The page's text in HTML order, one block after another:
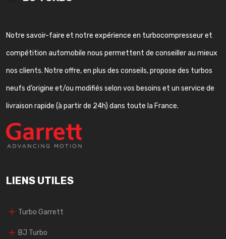
Notre savoir-faire et notre expérience en turbocompresseur et
compétition automobile nous permettent de conseiller au mieux
nos clients. Notre offre, en plus des conseils, propose des turbos
neufs d’origine et/ou modifiés selon vos besoins et un service de
livraison rapide (à partir de 24h) dans toute la France.
LIENS UTILES
Turbo Garrett
BJ Turbo